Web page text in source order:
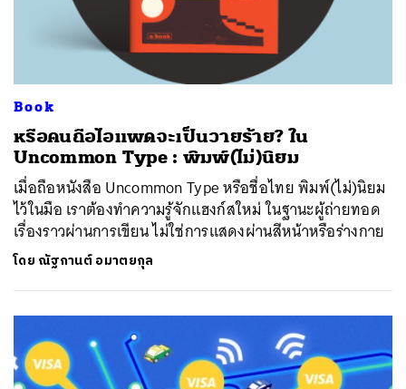
Book
หรือคนถือไอแพดจะเป็นวายร้าย? ใน
Uncommon Type : พิมพ์​(ไม่)นิยม
เมื่อถือหนังสือ Uncommon Type หรือชื่อไทย พิมพ์​(ไม่)นิยม
ไว้ในมือ เราต้องทำความรู้จักแฮงก์สใหม่ ในฐานะผู้ถ่ายทอด
เรื่องราวผ่านการเขียน ไม่ใช่การแสดงผ่านสีหน้าหรือร่างกาย
โดย ณัฐกานต์ อมาตยกุล